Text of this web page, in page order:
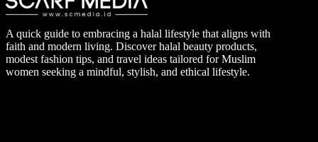
A quick guide to embracing a halal lifestyle that aligns with
faith and modern living. Discover halal beauty products,
modest fashion tips, and travel ideas tailored for Muslim
women seeking a mindful, stylish, and ethical lifestyle.